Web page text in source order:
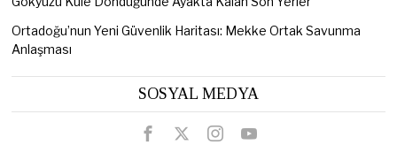
Ortadoğu’nun Yeni Güvenlik Haritası: Mekke Ortak Savunma
Anlaşması
SOSYAL MEDYA